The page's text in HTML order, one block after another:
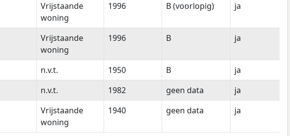
Vrijstaande
woning
1996 B (voorlopig) ja
Vrijstaande
woning
1996 B ja
n.v.t. 1950 B
ja
n.v.t. 1982 geen data
ja
Vrijstaande
woning
1940 geen data ja